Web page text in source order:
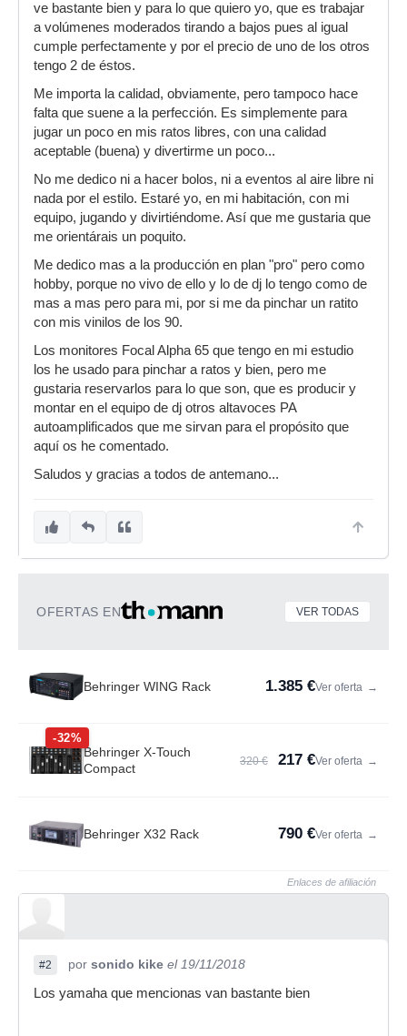
ve bastante bien y para lo que quiero yo, que es trabajar
a volúmenes moderados tirando a bajos pues al igual
cumple perfectamente y por el precio de uno de los otros
tengo 2 de éstos.
Me importa la calidad, obviamente, pero tampoco hace
falta que suene a la perfección. Es simplemente para
jugar un poco en mis ratos libres, con una calidad
aceptable (buena) y divertirme un poco...
No me dedico ni a hacer bolos, ni a eventos al aire libre ni
nada por el estilo. Estaré yo, en mi habitación, con mi
equipo, jugando y divirtiéndome. Así que me gustaria que
me orientárais un poquito.
Me dedico mas a la producción en plan "pro" pero como
hobby, porque no vivo de ello y lo de dj lo tengo como de
mas a mas pero para mi, por si me da pinchar un ratito
con mis vinilos de los 90.
Los monitores Focal Alpha 65 que tengo en mi estudio
los he usado para pinchar a ratos y bien, pero me
gustaria reservarlos para lo que son, que es producir y
montar en el equipo de dj otros altavoces PA
autoamplificados que me sirvan para el propósito que
aquí os he comentado.
Saludos y gracias a todos de antemano...
OFERTAS EN VER TODAS
Behringer WING Rack 1.385 €Ver oferta →
-32%
Behringer X-Touch
Compact
320 € 217 €Ver oferta →
Behringer X32 Rack 790 €Ver oferta →
Enlaces de afiliación
#2 por sonido kike el 19/11/2018
Los yamaha que mencionas van bastante bien